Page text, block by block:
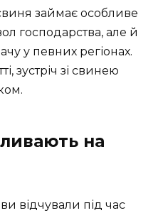
займає особливе
господарства, але й
у певних регіонах.
зустріч зі свинею
на
відчували під час